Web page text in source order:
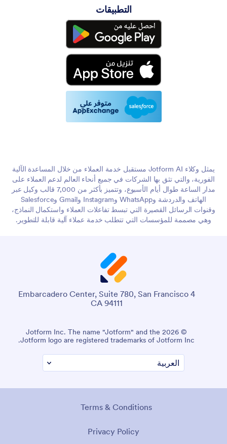
التطبيقات
يمثل وكلاء Jotform AI مستقبل خدمة العملاء من خلال المساعدة الآلية
الفورية، والتي تثق بها الشركات في جميع أنحاء العالم لدعم العملاء على
مدار الساعة طوال أيام الأسبوع، وتتميز بأكثر من 7,000 قالب وكيل عبر
الهاتف والدردشة وWhatsApp وInstagram وGmail وSalesforce
وقنوات الرسائل القصيرة التي تبسط تفاعلات العملاء واستكمال النماذج،
وهي مصممة للمؤسسات التي تتطلب خدمة عملاء آلية قابلة للتطوير.
4 Embarcadero Center, Suite 780, San Francisco
CA 94111
© 2026 Jotform Inc. The name "Jotform" and the
Jotform logo are registered trademarks of Jotform Inc.
Terms & Conditions
Privacy Policy